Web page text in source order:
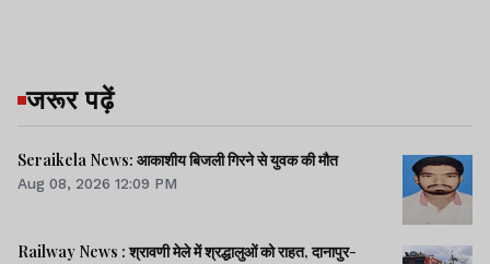
जरूर पढ़ें
Seraikela News: आकाशीय बिजली गिरने से युवक की मौत
Aug 08, 2026 12:09 PM
Railway News : श्रावणी मेले में श्रद्धालुओं को राहत, दानापुर-